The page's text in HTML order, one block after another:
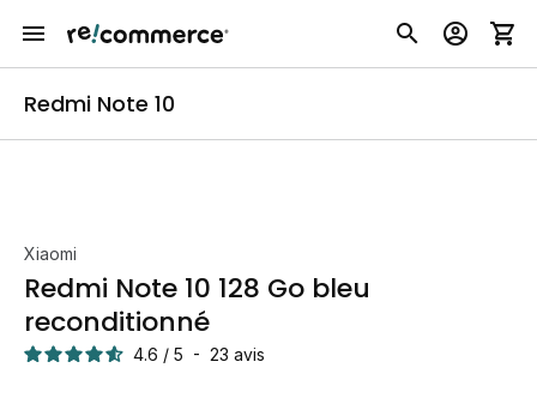
Redmi Note 10
Xiaomi
Redmi Note 10 128 Go bleu
reconditionné
4.6 / 5 - 23 avis